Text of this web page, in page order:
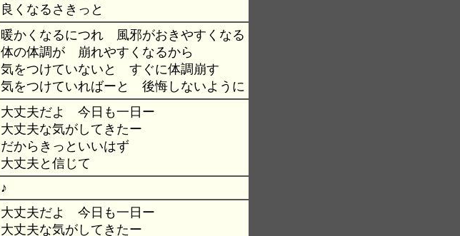
良くなるさきっと
暖かくなるにつれ 風邪がおきやすくなる
体の体調が 崩れやすくなるから
気をつけていないと すぐに体調崩す
気をつけていればーと 後悔しないように
大丈夫だよ 今日も一日ー
大丈夫な気がしてきたー
だからきっといいはず
大丈夫と信じて
♪
大丈夫だよ 今日も一日ー
大丈夫な気がしてきたー